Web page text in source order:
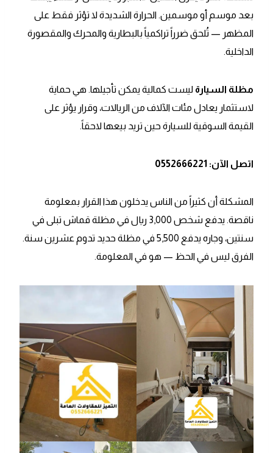
بعد موسم أو موسمين. الحرارة الشديدة لا تؤثر فقط على
المظهر — تُلحق ضرراً تراكمياً بالبطارية والمحرك والمقصورة
الداخلية.
مظلة السيارة ليست كمالية يمكن تأجيلها. هي حماية
لاستثمار يعادل مئات الآلاف من الريالات، وقرار يؤثر على
القيمة السوقية للسيارة حين تريد بيعها لاحقاً.
اتصل الآن: 0552666221
المشكلة أن كثيراً من الناس يدخلون هذا القرار بمعلومة
ناقصة. يدفع شخص 3,000 ريال في مظلة قماش تبلى في
سنتين، وجاره يدفع 5,500 في مظلة حديد تدوم عشرين سنة.
الفرق ليس في الحظ — هو في المعلومة.